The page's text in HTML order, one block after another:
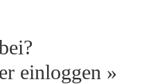
einloggen »